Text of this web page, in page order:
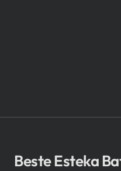
Beste Esteka